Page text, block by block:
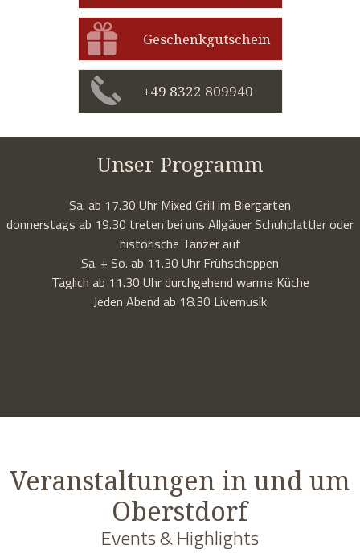
Unser Programm
Sa. ab 17.30 Uhr Mixed Grill im Biergarten
donnerstags ab 19.30 treten bei uns Allgäuer Schuhplattler oder
historische Tänzer auf
Sa. + So. ab 11.30 Uhr Frühschoppen
Täglich ab 11.30 Uhr durchgehend warme Küche
Jeden Abend ab 18.30 Livemusik
Geschenkgutschein
+49 8322 809940
Veranstaltungen in und um
Oberstdorf
Events & Highlights